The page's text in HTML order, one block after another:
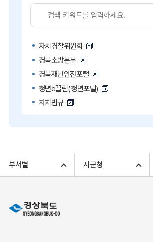
자치경찰위원회
경북소방본부
경북재난안전포털
청년e끌림(청년포털)
자치법규
고향사랑기부 아너스 클럽
민원상담
민원안내
부서별 시군청